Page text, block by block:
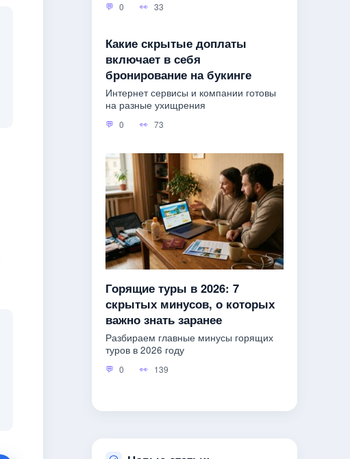
0 33
Какие скрытые доплаты
включает в себя
бронирование на букинге
Интернет сервисы и компании готовы
на разные ухищрения
0 73
Горящие туры в 2026: 7
скрытых минусов, о которых
важно знать заранее
Разбираем главные минусы горящих
туров в 2026 году
0 139